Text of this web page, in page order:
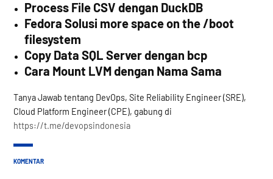
Process File CSV dengan DuckDB
Fedora Solusi more space on the /boot
filesystem
Copy Data SQL Server dengan bcp
Cara Mount LVM dengan Nama Sama
Tanya Jawab tentang DevOps, Site Reliability Engineer (SRE),
Cloud Platform Engineer (CPE), gabung di
https://t.me/devopsindonesia
KOMENTAR